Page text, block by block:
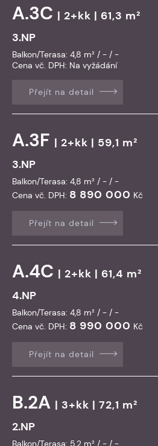
A.3C | 2+kk | 61,3 m²
3.NP
Balkon/Terasa: 4,8 m² / - / -
Cena vč. DPH: Na vyžádání
Přejít na detail
A.3F | 2+kk | 59,1 m²
3.NP
Balkon/Terasa: 4,8 m² / - / -
Cena vč. DPH: 8 890 000 Kč
Přejít na detail
A.4C | 2+kk | 61,4 m²
4.NP
Balkon/Terasa: 4,8 m² / - / -
Cena vč. DPH: 8 990 000 Kč
Přejít na detail
B.2A | 3+kk | 72,1 m²
2.NP
Balkon/Terasa: 5,2 m² / - / -